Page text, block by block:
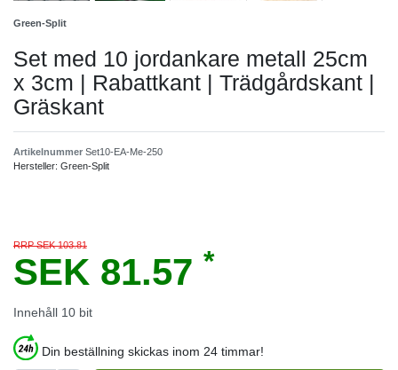
Green-Split
Set med 10 jordankare metall 25cm
x 3cm | Rabattkant | Trädgårdskant |
Gräskant
Artikelnummer Set10-EA-Me-250
Hersteller: Green-Split
RRP SEK 103.81
SEK 81.57 *
Innehåll 10 bit
Din beställning skickas inom 24 timmar!